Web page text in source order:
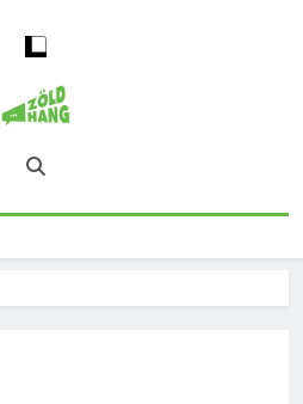
Magyarország
Zöld Hangja
Zöld Hang – Természet, Klímaváltozás,
Fenntarthatóság, Jövő